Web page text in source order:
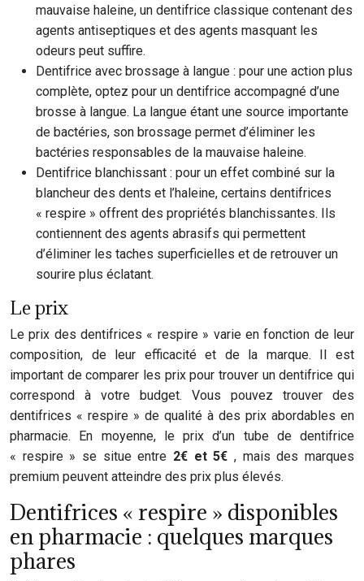
mauvaise haleine, un dentifrice classique contenant des
agents antiseptiques et des agents masquant les
odeurs peut suffire.
Dentifrice avec brossage à langue : pour une action plus
complète, optez pour un dentifrice accompagné d’une
brosse à langue. La langue étant une source importante
de bactéries, son brossage permet d’éliminer les
bactéries responsables de la mauvaise haleine.
Dentifrice blanchissant : pour un effet combiné sur la
blancheur des dents et l’haleine, certains dentifrices
« respire » offrent des propriétés blanchissantes. Ils
contiennent des agents abrasifs qui permettent
d’éliminer les taches superficielles et de retrouver un
sourire plus éclatant.
Le prix
Le prix des dentifrices « respire » varie en fonction de leur
composition, de leur efficacité et de la marque. Il est
important de comparer les prix pour trouver un dentifrice qui
correspond à votre budget. Vous pouvez trouver des
dentifrices « respire » de qualité à des prix abordables en
pharmacie. En moyenne, le prix d’un tube de dentifrice
« respire » se situe entre 2€ et 5€ , mais des marques
premium peuvent atteindre des prix plus élevés.
Dentifrices « respire » disponibles
en pharmacie : quelques marques
phares